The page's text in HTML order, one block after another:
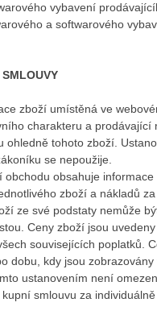
vybavení
a softwarového
zboží umístěná ve
charakteru a prodávající
ohledně tohoto zboží.
se nepoužije.
obchodu obsahuje
zboží a nákladů
ze své podstaty nemůže
Ceny zboží jsou
souvisejících poplatků.
dobu, kdy jsou zobrazovány
ustanovením není
smlouvu za